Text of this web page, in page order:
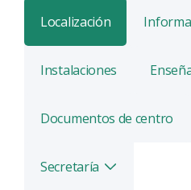
Localización
Instalaciones
Documentos de centro
Secretaría Alternar